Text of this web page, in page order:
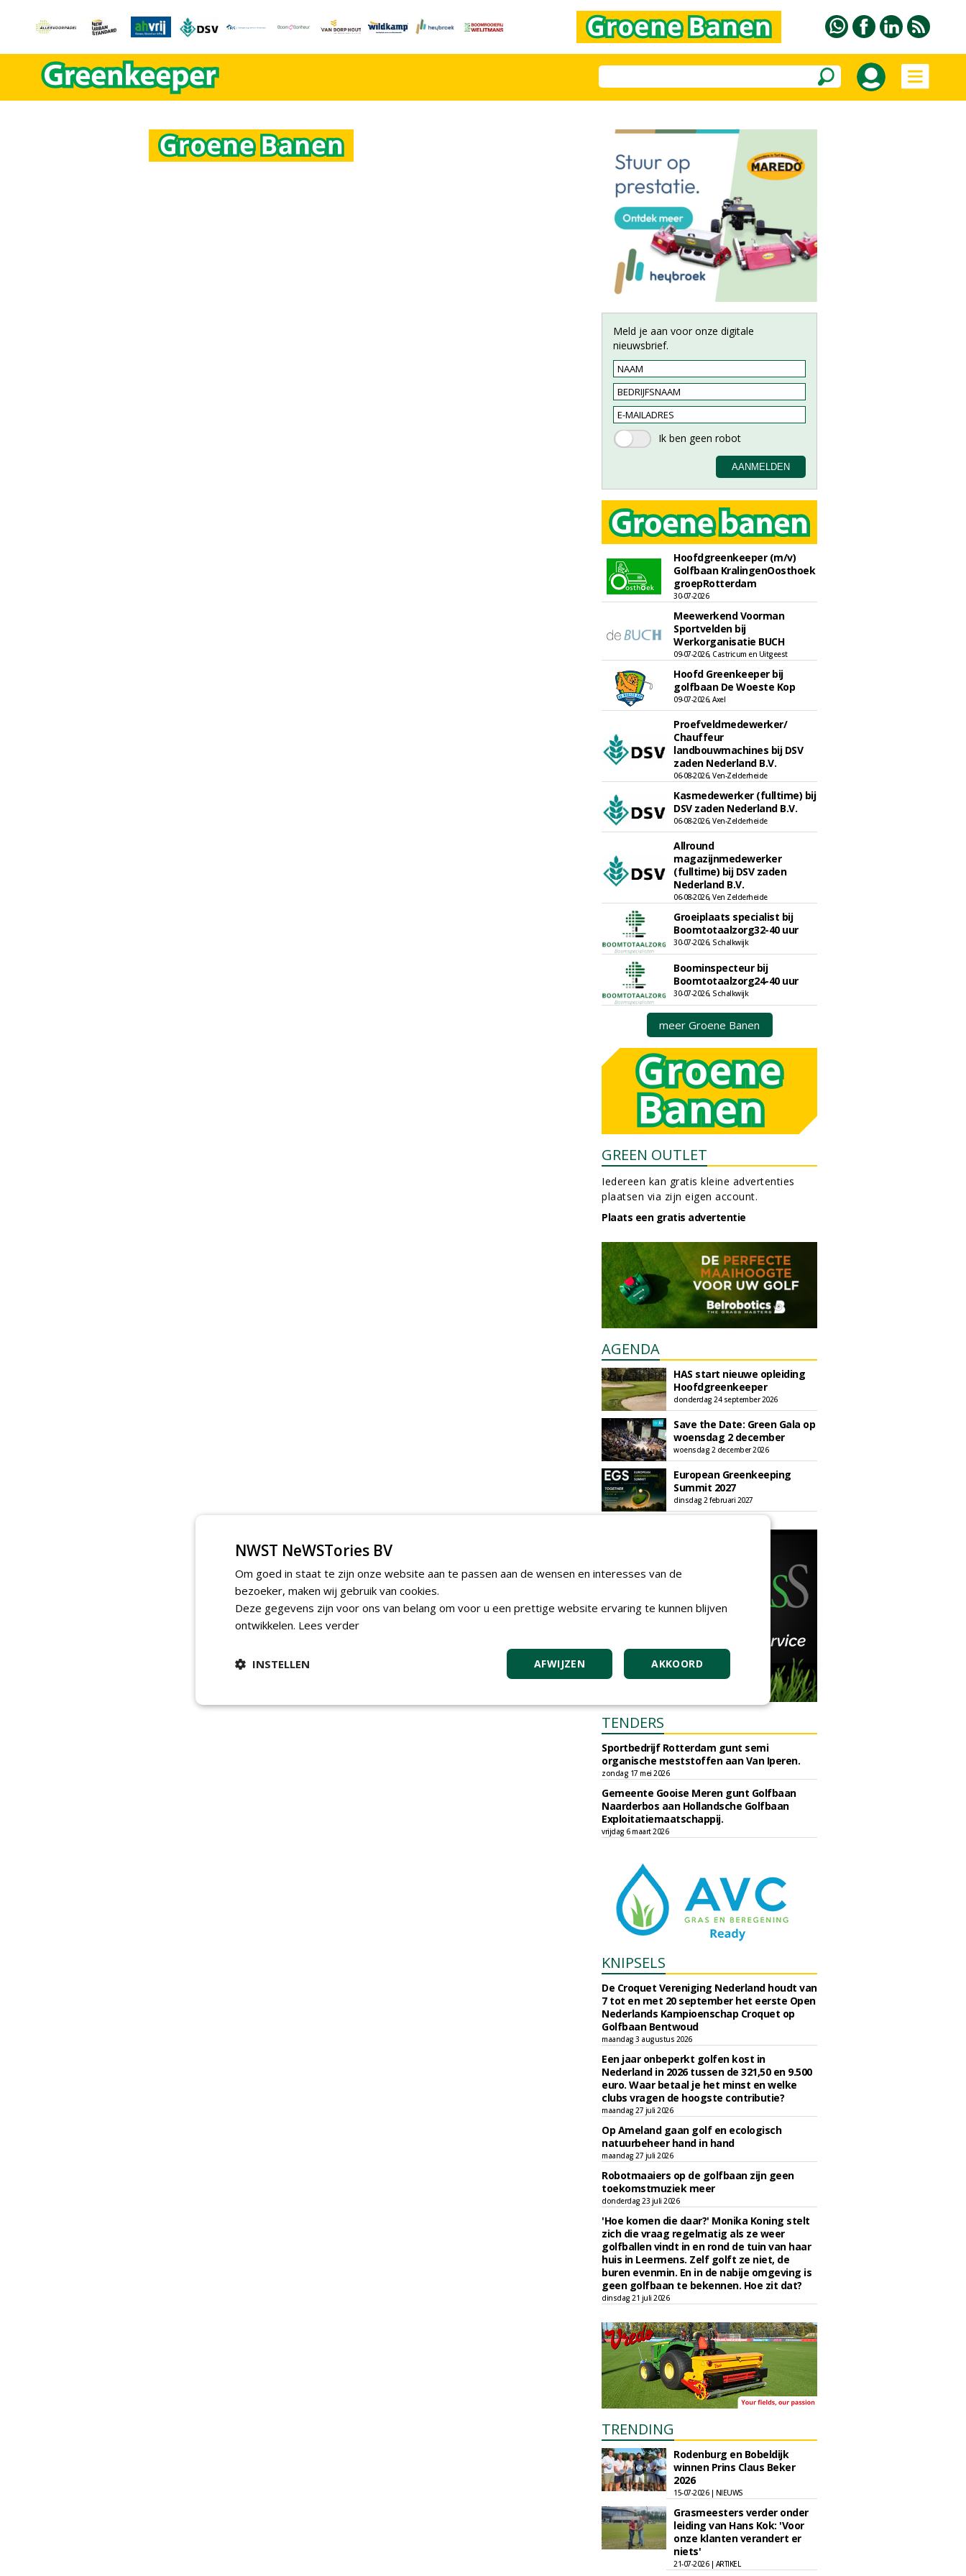
Meld je aan voor onze digitale
nieuwsbrief.
Hoofdgreenkeeper (m/v)
Golfbaan KralingenOosthoek
groepRotterdam
30-07-2026
Meewerkend Voorman
Sportvelden bij
Werkorganisatie BUCH
09-07-2026, Castricum en Uitgeest
Hoofd Greenkeeper bij
golfbaan De Woeste Kop
09-07-2026, Axel
Proefveldmedewerker/
Chauffeur
landbouwmachines bij DSV
zaden Nederland B.V.
06-08-2026, Ven-Zelderheide
Kasmedewerker (fulltime) bij
DSV zaden Nederland B.V.
06-08-2026, Ven-Zelderheide
Allround
magazijnmedewerker
(fulltime) bij DSV zaden
Nederland B.V.
06-08-2026, Ven Zelderheide
Groeiplaats specialist bij
Boomtotaalzorg32-40 uur
30-07-2026, Schalkwijk
Boominspecteur bij
Boomtotaalzorg24-40 uur
30-07-2026, Schalkwijk
meer Groene Banen
GREEN OUTLET
Iedereen kan gratis kleine advertenties
plaatsen via zijn eigen account.
Plaats een gratis advertentie
AGENDA
HAS start nieuwe opleiding
Hoofdgreenkeeper
donderdag 24 september 2026
Save the Date: Green Gala op
woensdag 2 december
woensdag 2 december 2026
European Greenkeeping
Summit 2027
dinsdag 2 februari 2027
TENDERS
Sportbedrijf Rotterdam gunt semi
organische meststoffen aan Van Iperen.
zondag 17 mei 2026
Gemeente Gooise Meren gunt Golfbaan
Naarderbos aan Hollandsche Golfbaan
Exploitatiemaatschappij.
vrijdag 6 maart 2026
KNIPSELS
De Croquet Vereniging Nederland houdt van
7 tot en met 20 september het eerste Open
Nederlands Kampioenschap Croquet op
Golfbaan Bentwoud
maandag 3 augustus 2026
Een jaar onbeperkt golfen kost in
Nederland in 2026 tussen de 321,50 en 9.500
euro. Waar betaal je het minst en welke
clubs vragen de hoogste contributie?
maandag 27 juli 2026
Op Ameland gaan golf en ecologisch
natuurbeheer hand in hand
maandag 27 juli 2026
Robotmaaiers op de golfbaan zijn geen
toekomstmuziek meer
donderdag 23 juli 2026
'Hoe komen die daar?' Monika Koning stelt
zich die vraag regelmatig als ze weer
golfballen vindt in en rond de tuin van haar
huis in Leermens. Zelf golft ze niet, de
buren evenmin. En in de nabije omgeving is
geen golfbaan te bekennen. Hoe zit dat?
dinsdag 21 juli 2026
TRENDING
Rodenburg en Bobeldijk
winnen Prins Claus Beker
2026
15-07-2026 | NIEUWS
Grasmeesters verder onder
leiding van Hans Kok: 'Voor
onze klanten verandert er
niets'
21-07-2026 | ARTIKEL
NWST NeWSTories BV
Om goed in staat te zijn onze website aan te passen aan de wensen en interesses van de
bezoeker, maken wij gebruik van cookies.
Deze gegevens zijn voor ons van belang om voor u een prettige website ervaring te kunnen blijven
ontwikkelen. Lees verder
AKKOORD
AFWIJZEN
INSTELLEN